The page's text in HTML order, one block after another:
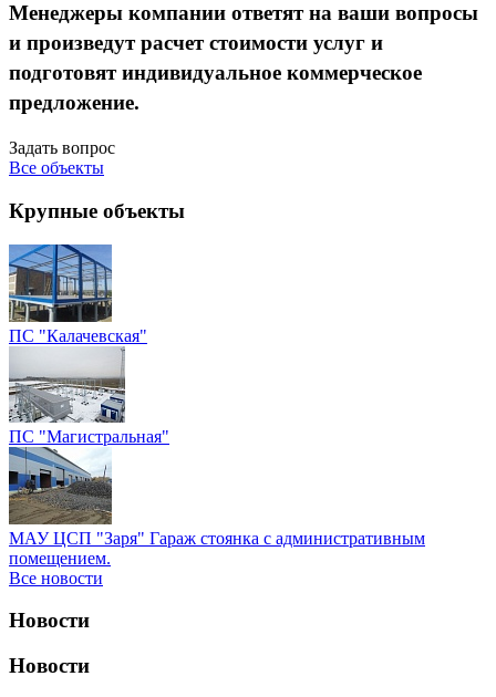
Менеджеры компании ответят на ваши вопросы
и произведут расчет стоимости услуг и
подготовят индивидуальное коммерческое
предложение.
Задать вопрос
Все объекты
Крупные объекты
ПС "Калачевская"
ПС "Магистральная"
МАУ ЦСП "Заря" Гараж стоянка с административным
помещением.
Все новости
Новости
Новости